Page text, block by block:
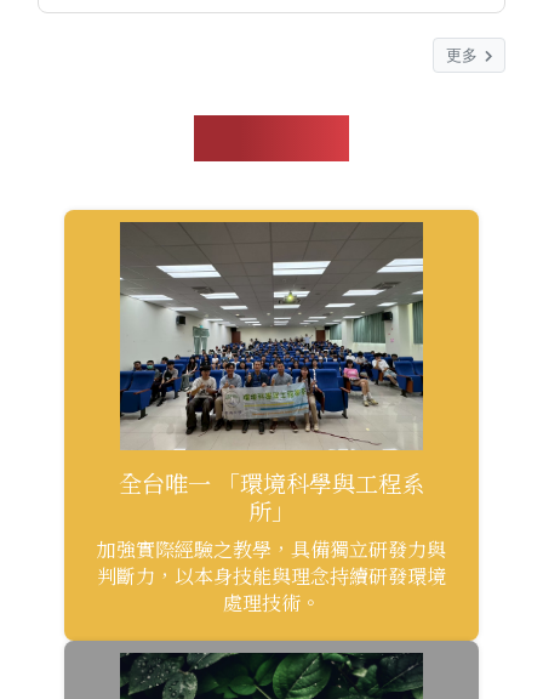
更多
全台唯一 「環境科學與工程系
所」
加強實際經驗之教學，具備獨立研發力與
判斷力，以本身技能與理念持續研發環境
處理技術。